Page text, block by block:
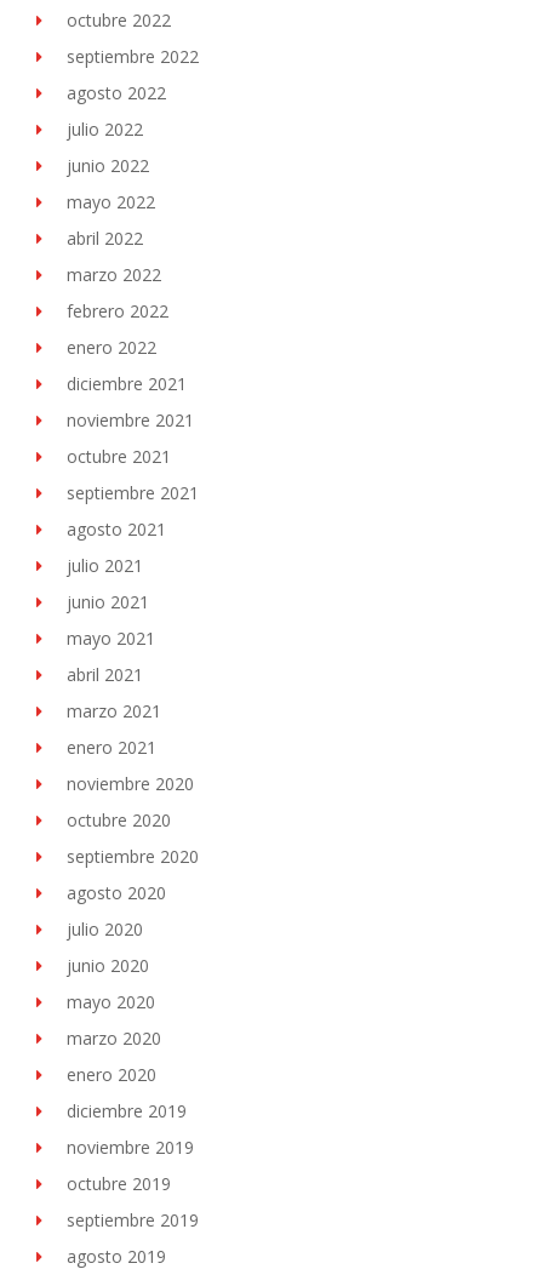
octubre 2022
septiembre 2022
agosto 2022
julio 2022
junio 2022
mayo 2022
abril 2022
marzo 2022
febrero 2022
enero 2022
diciembre 2021
noviembre 2021
octubre 2021
septiembre 2021
agosto 2021
julio 2021
junio 2021
mayo 2021
abril 2021
marzo 2021
enero 2021
noviembre 2020
octubre 2020
septiembre 2020
agosto 2020
julio 2020
junio 2020
mayo 2020
marzo 2020
enero 2020
diciembre 2019
noviembre 2019
octubre 2019
septiembre 2019
agosto 2019